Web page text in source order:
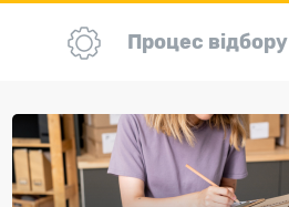
Процес відбору